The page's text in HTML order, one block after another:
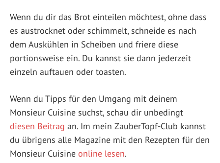
Wenn du dir das Brot einteilen möchtest, ohne dass
es austrocknet oder schimmelt, schneide es nach
dem Auskühlen in Scheiben und friere diese
portionsweise ein. Du kannst sie dann jederzeit
einzeln auftauen oder toasten.
Wenn du Tipps für den Umgang mit deinem
Monsieur Cuisine suchst, schau dir unbedingt
diesen Beitrag an. Im mein ZauberTopf-Club kannst
du übrigens alle Magazine mit den Rezepten für den
Monsieur Cuisine online lesen.